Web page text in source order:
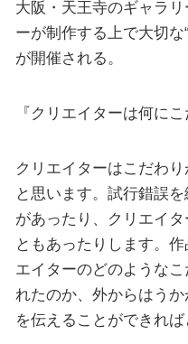
大阪・天王寺のギャラ
ーが制作する上で大切
が開催される。
『クリエイターは何に
クリエイターはこだわ
と思います。試行錯誤
があったり、クリエイ
ともあったりします。
エイターのどのような
れたのか、外からはう
を伝えることができれば